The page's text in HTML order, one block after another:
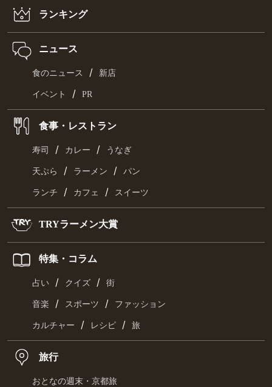
ランキング
ニュース
食のニュース / 新店
イベント / PR
食事・レストラン
寿司 / カレー / うなぎ
天ぷら / ラーメン / パン
ランチ / カフェ / スイーツ
TRYラーメン大賞
特集・コラム
占い / クイズ / 街
音楽 / スポーツ / ファッション
カルチャー / レシピ / 旅
旅行
おとなの週末・京都旅